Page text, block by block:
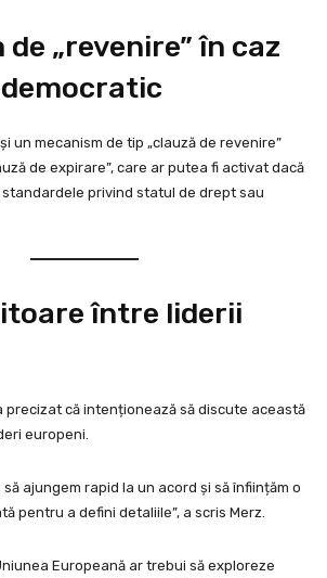
de „revenire” în caz
un mecanism de tip „clauză de revenire”
de expirare”, care ar putea fi activat dacă
privind statul de drept sau
între liderii
precizat că intenționează să discute această
europeni.
ajungem rapid la un acord și să înființăm o
pentru a defini detaliile”, a scris Merz.
Europeană ar trebui să exploreze